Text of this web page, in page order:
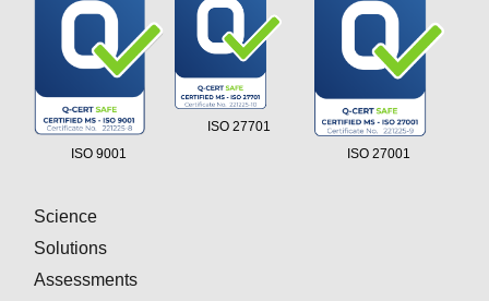
ISO 9001
ISO 27701
ISO 27001
Science
Solutions
Assessments